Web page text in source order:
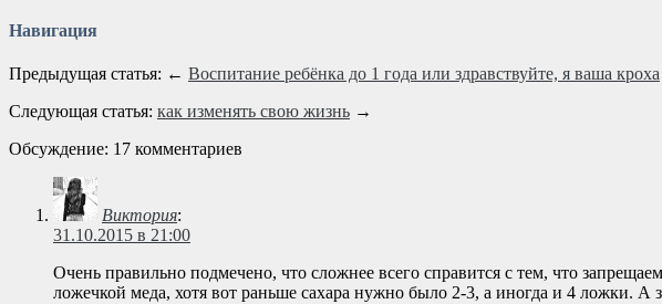
Навигация
Предыдущая статья: ← Воспитание ребёнка до 1 года или здравствуйте, я ваша кроха
Следующая статья: как изменять свою жизнь →
Обсуждение: 17 комментариев
Виктория:
31.10.2015 в 21:00
Очень правильно подмечено, что сложнее всего справится с тем, что
ложечкой меда, хотя вот раньше сахара нужно было 2-3, а иногда и 4 ложки. А